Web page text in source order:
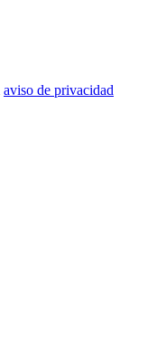
aviso de privacidad